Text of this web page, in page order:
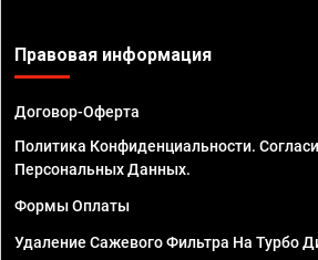
Правовая информация
Договор-Оферта
Политика Конфиденциальности.
Персональных Данных.
Формы Оплаты
Удаление Сажевого Фильтра На Турбо